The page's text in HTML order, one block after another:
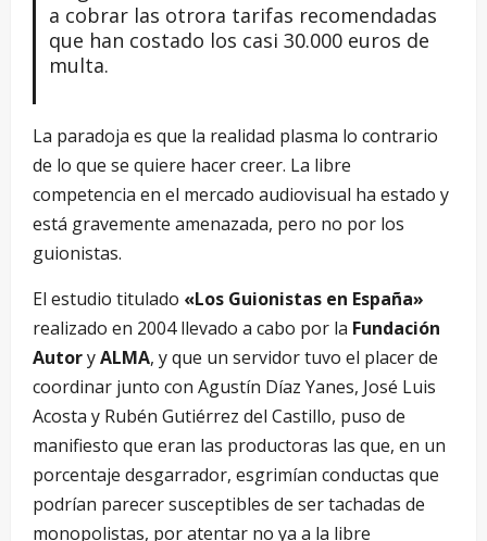
a cobrar las otrora tarifas recomendadas
que han costado los casi 30.000 euros de
multa.
La paradoja es que la realidad plasma lo contrario
de lo que se quiere hacer creer. La libre
competencia en el mercado audiovisual ha estado y
está gravemente amenazada, pero no por los
guionistas.
El estudio titulado «Los Guionistas en España»
realizado en 2004 llevado a cabo por la Fundación
AutoryALMA, y que un servidor tuvo el placer de
coordinar junto con Agustín Díaz Yanes, José Luis
Acosta y Rubén Gutiérrez del Castillo, puso de
manifiesto que eran las productoras las que, en un
porcentaje desgarrador, esgrimían conductas que
podrían parecer susceptibles de ser tachadas de
monopolistas, por atentar no ya a la libre